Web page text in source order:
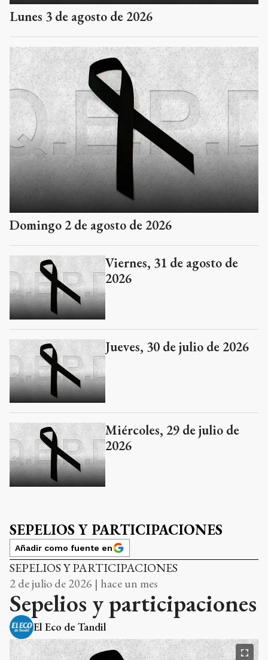
Lunes 3 de agosto de 2026
Domingo 2 de agosto de 2026
Viernes, 31 de agosto de
2026
Jueves, 30 de julio de 2026
Miércoles, 29 de julio de
2026
SEPELIOS Y PARTICIPACIONES
Añadir como fuente en
SEPELIOS Y PARTICIPACIONES
2 de julio de 2026 | hace un mes
Sepelios y participaciones
El Eco de Tandil